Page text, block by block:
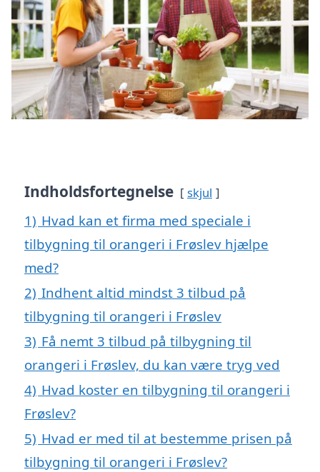
Indholdsfortegnelse skjul
1) Hvad kan et firma med speciale i
tilbygning til orangeri i Frøslev hjælpe
med?
2) Indhent altid mindst 3 tilbud på
tilbygning til orangeri i Frøslev
3) Få nemt 3 tilbud på tilbygning til
orangeri i Frøslev, du kan være tryg ved
4) Hvad koster en tilbygning til orangeri i
Frøslev?
5) Hvad er med til at bestemme prisen på
tilbygning til orangeri i Frøslev?